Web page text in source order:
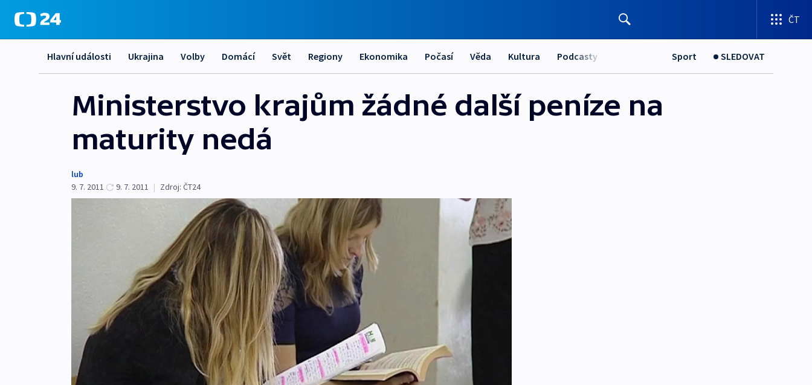
ČT
Hlavní události Ukrajina Volby Domácí Svět Regiony Ekonomika Počasí Věda Kultura Podcasty Sport SLEDOVAT
Ministerstvo krajům žádné další peníze na
maturity nedá
lub
9. 7. 2011
9. 7. 2011 | Zdroj: ČT24